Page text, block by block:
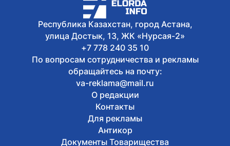
Сегодня, 11:37
Прокуратура столичного района
«Сарайшык» представила итоги
работы за полугодие
Республика Казахстан, город Астана,
улица Достык, 13, ЖК «Нурсая-2»
+7 778 240 35 10
По вопросам сотрудничества и рекламы
обращайтесь на почту:
va-reklama@mail.ru
О редакции
Контакты
Для рекламы
Антикор
Документы Товарищества